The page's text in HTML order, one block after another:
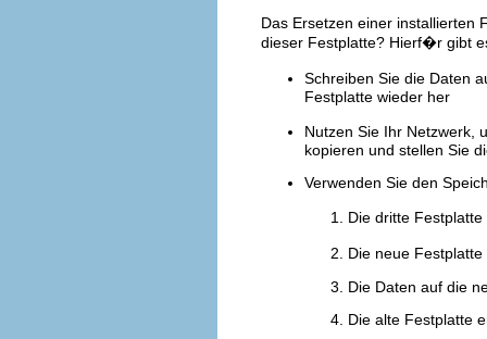
Das Ersetzen einer installierten
dieser Festplatte? Hierf�r gibt
Schreiben Sie die Daten
Festplatte wieder her
Nutzen Sie Ihr Netzwerk,
kopieren und stellen Sie
Verwenden Sie den
Die dritte
Die neue
Die Daten auf die
Die alte Festplatte